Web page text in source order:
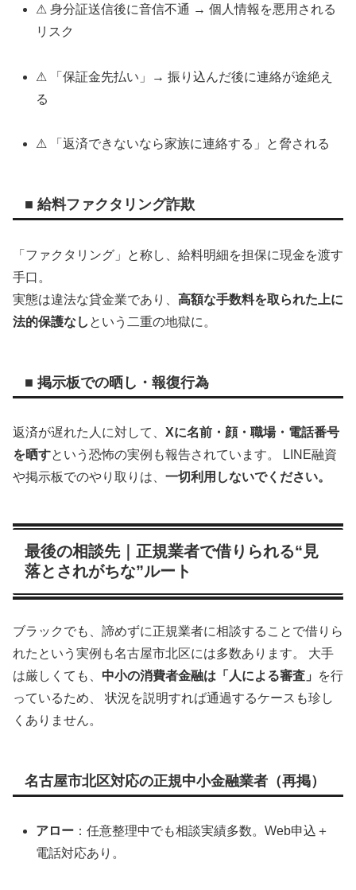
⚠ 身分証送信後に音信不通 → 個人情報を悪用される
リスク
⚠ 「保証金先払い」→ 振り込んだ後に連絡が途絶え
る
⚠ 「返済できないなら家族に連絡する」と脅される
■ 給料ファクタリング詐欺
「ファクタリング」と称し、給料明細を担保に現金を渡す
手口。
実態は違法な貸金業であり、 高額な手数料を取られた上に
法的保護なし という二重の地獄に。
■ 掲示板での晒し・報復行為
返済が遅れた人に対して、 Xに名前・顔・職場・電話番号
を晒すという恐怖の実例も報告されています。 LINE融資
や掲示板でのやり取りは、 一切利用しないでください。
最後の相談先｜正規業者で借りられる“見
落とされがちな”ルート
ブラックでも、諦めずに正規業者に相談することで借りら
れたという実例も名古屋市北区には多数あります。 大手
は厳しくても、 中小の消費者金融は「人による審査」
を行
っているため、 状況を説明すれば通過するケースも珍し
くありません。
名古屋市北区対応の正規中小金融業者（再掲）
アロー ：任意整理中でも相談実績多数。Web申込＋
電話対応あり。